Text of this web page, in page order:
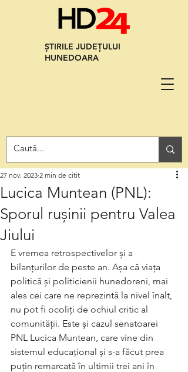
ȘTIRILE JUDEȚULUI
HUNEDOARA
Lucica Muntean (PNL):
Sporul rușinii pentru Valea
Jiului
27 nov. 2023 2 min de citit
E vremea retrospectivelor și a
bilanțurilor de peste an. Așa că viața
politică și politicienii hunedoreni, mai
ales cei care ne reprezintă la nivel înalt,
nu pot fi ocoliți de ochiul critic al
comunității. Este și cazul senatoarei
PNL Lucica Muntean, care vine din
sistemul educațional și s-a făcut prea
puțin remarcată în ultimii trei ani în